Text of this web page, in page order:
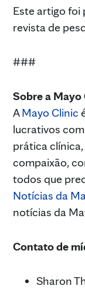
Este artigo foi
revista de
###
Sobre a
AMayo Clinic
lucrativos
prática
compaixão,
todos que
Notícias da
notícias da
Contato de
Sharon